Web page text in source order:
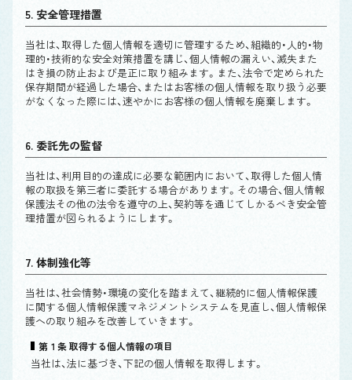
5. 安全管理措置
当社は、取得した個人情報を適切に管理するため、組織的・人的・物
理的・技術的な安全対策措置を講じ、個人情報の漏えい、滅失また
はき損の防止および是正に取り組みます。また、法令で定められた
保存期間が経過した場合、またはお客様の個人情報を取り扱う必要
がなくなった際には、速やかにお客様の個人情報を廃棄します。
6. 委託先の監督
当社は、利用目的の達成に必要な範囲内において、取得した個人情
報の取扱を第三者に委託する場合があります。その場合、個人情報
保護法その他の法令を遵守の上、契約等を通じてしかるべき安全管
理措置が図られるようにします。
7. 体制強化等
当社は、社会情勢・環境の変化を踏まえて、継続的に個人情報保護
に関する個人情報保護マネジメントシステムを見直し、個人情報保
護への取り組みを改善していきます。
第１条 取得する個人情報の項目
当社は、法に基づき、下記の個人情報を取得します。